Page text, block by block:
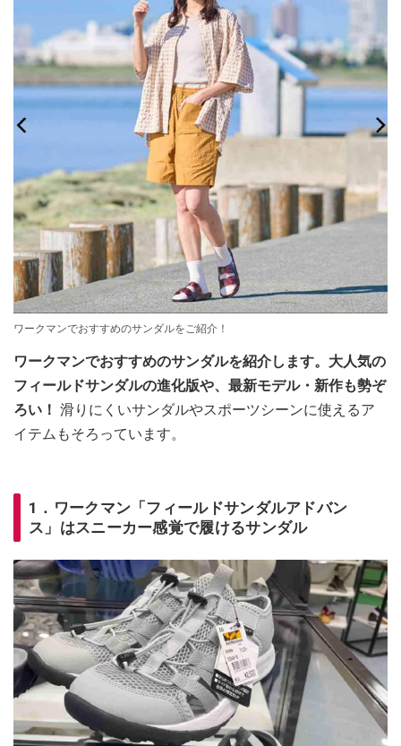
ワークマンでおすすめのサンダルをご紹介！
ワークマンでおすすめのサンダルを紹介します。大人気の
フィールドサンダルの進化版や、最新モデル・新作も勢ぞ
ろい！ 滑りにくいサンダルやスポーツシーンに使えるア
イテムもそろっています。
1．ワークマン「フィールドサンダルアドバン
ス」はスニーカー感覚で履けるサンダル